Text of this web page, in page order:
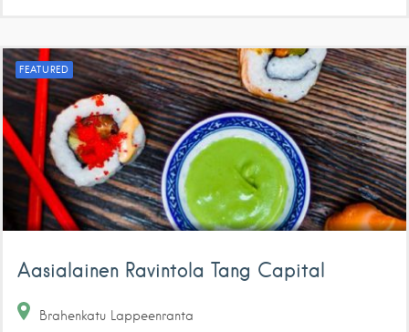
FEATURED
Aasialainen Ravintola Tang Capital
Brahenkatu Lappeenranta